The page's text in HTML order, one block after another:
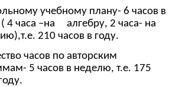
учебному плану- 6 часов в
4 часа –на алгебру, 2 часа- на
210 часов в году.
часов по авторским
5 часов в неделю, т.е. 175